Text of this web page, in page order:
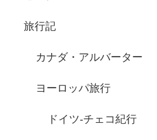
旅行記
カナダ・アルバーター
ヨーロッパ旅行
ドイツ-チェコ紀行